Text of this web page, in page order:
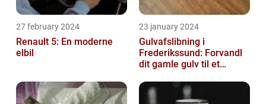
27 february 2024
Renault 5: En moderne
elbil
23 january 2024
Gulvafslibning i
Frederikssund: Forvandl
dit gamle gulv til et